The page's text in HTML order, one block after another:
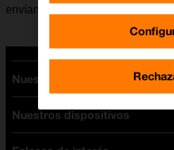
envían mensajes, el destinatario
Nuestras tarifas
Tarifas Orange
Tarifas fibra y móvil
Nuestros dispositivos